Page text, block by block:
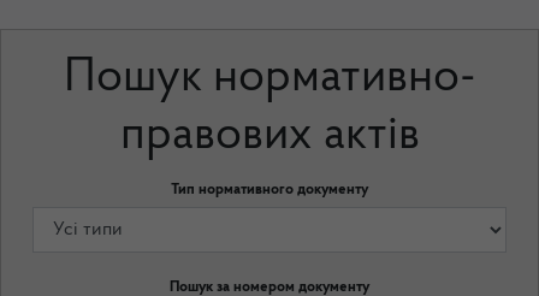
Пошук нормативно-
правових актів
Тип нормативного документу
Пошук за номером документу